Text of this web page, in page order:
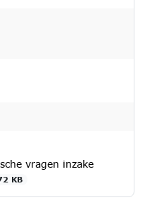
vragen inzake
KB